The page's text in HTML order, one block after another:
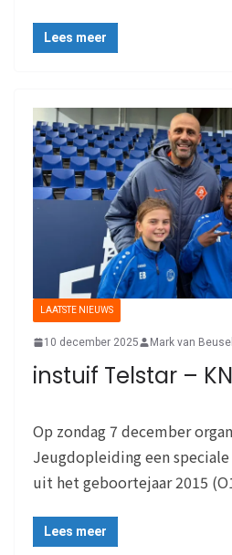
Lees meer
LAATSTE NIEUWS
10 december 2025 Mark van
instuif Telstar –
Op zondag 7 december
Jeugdopleiding een
uit het geboortejaar 2015
Lees meer